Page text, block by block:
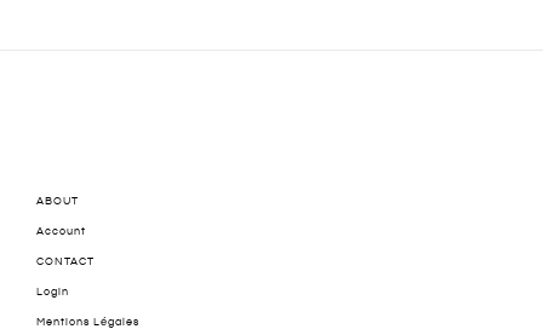
ABOUT
Account
CONTACT
Login
Mentions Légales